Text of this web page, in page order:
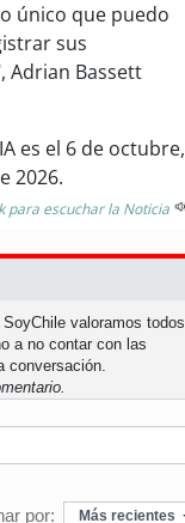
único que puedo
sus
Adrian Bassett
es el 6 de octubre,
2026.
para escuchar la Noticia
valoramos todos
a no contar con las
conversación.
por: Más recientes